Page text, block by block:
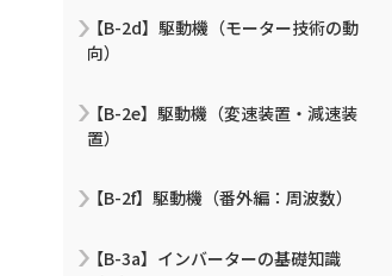
【B-2d】駆動機（モーター技術の動
向）
【B-2e】駆動機（変速装置・減速装
置）
【B-2f】駆動機（番外編：周波数）
【B-3a】インバーターの基礎知識